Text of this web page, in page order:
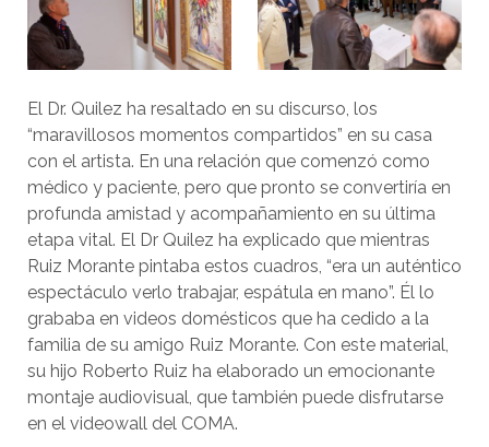
El Dr. Quilez ha resaltado en su discurso, los
“maravillosos momentos compartidos” en su casa
con el artista. En una relación que comenzó como
médico y paciente, pero que pronto se convertiría en
profunda amistad y acompañamiento en su última
etapa vital. El Dr Quilez ha explicado que mientras
Ruiz Morante pintaba estos cuadros, “era un auténtico
espectáculo verlo trabajar, espátula en mano”. Él lo
grababa en videos domésticos que ha cedido a la
familia de su amigo Ruiz Morante. Con este material,
su hijo Roberto Ruiz ha elaborado un emocionante
montaje audiovisual, que también puede disfrutarse
en el videowall del COMA.